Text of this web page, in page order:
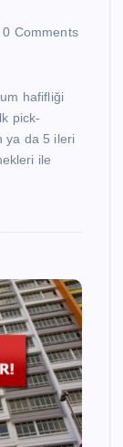
0 Comments
hafifliği
pick-
ya da 5 ileri
ile